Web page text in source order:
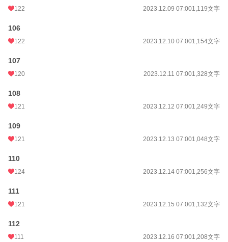
122 2023.12.09 07:001,119文字
106
122 2023.12.10 07:001,154文字
107
120 2023.12.11 07:001,328文字
108
121 2023.12.12 07:001,249文字
109
121 2023.12.13 07:001,048文字
110
124 2023.12.14 07:001,256文字
111
121 2023.12.15 07:001,132文字
112
111 2023.12.16 07:001,208文字